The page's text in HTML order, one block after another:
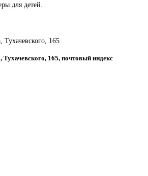
для детей.
Тухачевского, 165
Тухачевского, 165, почтовый индекс